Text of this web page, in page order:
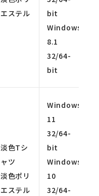
エステル
bit
Windows
8.1
32/64-
bit
淡色Tシ
ャツ
淡色ポリ
エステル
Windows
11
32/64-
bit
Windows
10
32/64-